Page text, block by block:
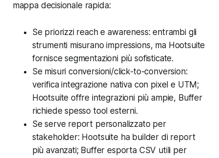
mappa decisionale rapida:
Se priorizzi reach e awareness: entrambi gli
strumenti misurano impressions, ma Hootsuite
fornisce segmentazioni più sofisticate.
Se misuri conversioni/click-to-conversion:
verifica integrazione nativa con pixel e UTM;
Hootsuite offre integrazioni più ampie, Buffer
richiede spesso tool esterni.
Se serve report personalizzato per
stakeholder: Hootsuite ha builder di report
più avanzati; Buffer esporta CSV utili per